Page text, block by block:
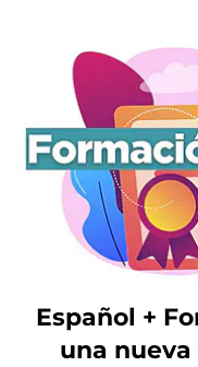
Español +
una